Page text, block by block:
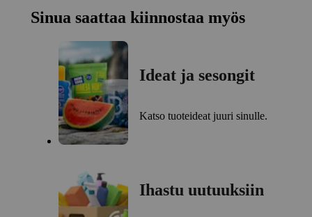
Sinua saattaa kiinnostaa myös
Ideat ja sesongit
Katso tuoteideat juuri sinulle.
Ihastu uutuuksiin